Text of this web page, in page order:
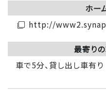
ホー
filter_none http://
最寄り
車で5分、貸し出し車有り